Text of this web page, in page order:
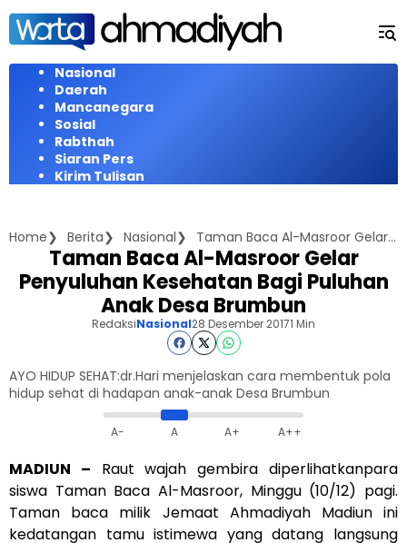
Langsung
konten
Nasional
Daerah
Mancanegara
Sosial
Rabthah
Siaran Pers
Kirim Tulisan
Home Berita Nasional Taman Baca Al-Masroor Gelar Penyuluhan Kesehatan Bagi Puluhan Anak Desa Brumbun
Taman Baca Al-Masroor Gelar
Penyuluhan Kesehatan Bagi Puluhan
Anak Desa Brumbun
RedaksiNasional28 Desember 20171 Min
AYO HIDUP SEHAT:dr.Hari menjelaskan cara membentuk pola
hidup sehat di hadapan anak-anak Desa Brumbun
A- A A+ A++
MADIUN – Raut wajah gembira diperlihatkanpara
siswa Taman Baca Al-Masroor, Minggu (10/12) pagi.
Taman baca milik Jemaat Ahmadiyah Madiun ini
kedatangan tamu istimewa yang datang langsung